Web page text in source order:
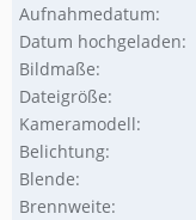
Aufnahmedatum
Datum hochgeladen
Bildmaße
Dateigröße
Kameramodell
Belichtung
Blende
Brennweite